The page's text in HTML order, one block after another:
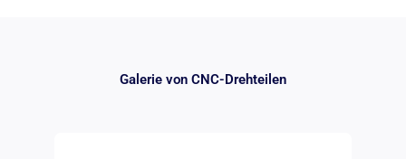
Galerie von CNC-Drehteilen